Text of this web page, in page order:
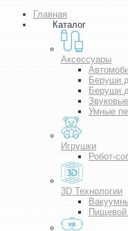
Главная
Каталог
Аксессуары
Беруши
Беруши
Умные
Игрушки
Робот-
3D Технологии
Пищевой